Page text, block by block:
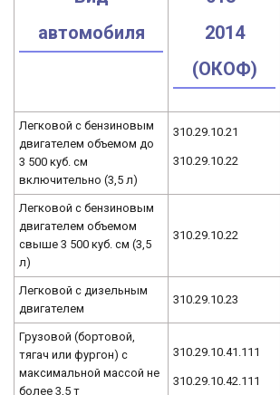
автомобиля
2014
(ОКОФ)
Легковой с бензиновым
двигателем объемом до
3 500 куб. см
включительно (3,5 л)
310.29.10.21
310.29.10.22
Легковой с бензиновым
двигателем объемом
свыше 3 500 куб. см (3,5
л)
310.29.10.22
Легковой с дизельным
двигателем
310.29.10.23
Грузовой (бортовой,
тягач или фургон) с
максимальной массой не
более 3,5 т
310.29.10.41.111
310.29.10.42.111